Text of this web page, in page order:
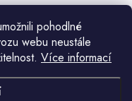
pohodlné
webu neustále
Více informací